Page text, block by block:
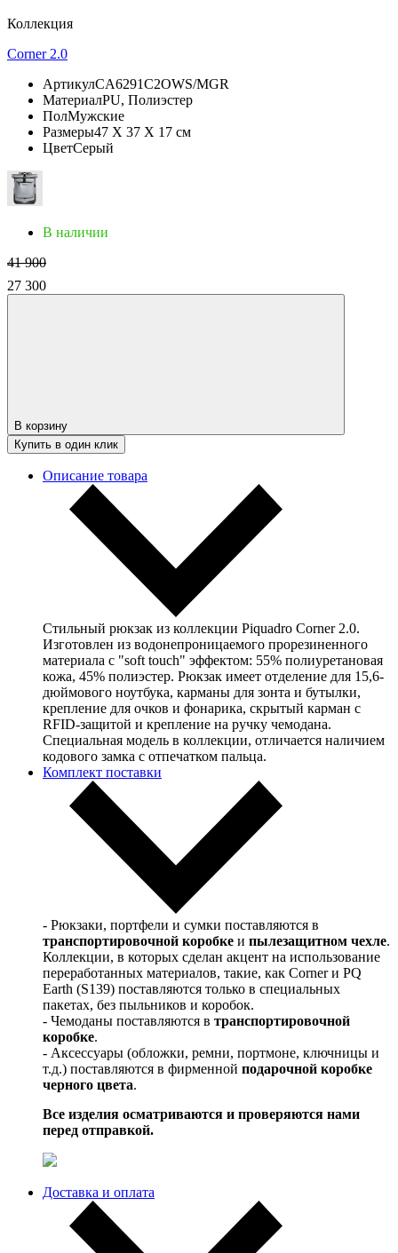
Коллекция
Corner 2.0
АртикулCA6291C2OWS/MGR
МатериалPU, Полиэстер
ПолМужские
Размеры47 X 37 X 17 см
ЦветСерый
В наличии
41 900
27 300
В корзину
Купить в один клик
Описание товара
Стильный рюкзак из коллекции Piquadro Corner 2.0.
Изготовлен из водонепроницаемого прорезиненного
материала с "soft touch" эффектом: 55% полиуретановая
кожа, 45% полиэстер. Рюкзак имеет отделение для 15,6-
дюймового ноутбука, карманы для зонта и бутылки,
крепление для очков и фонарика, скрытый карман с
RFID-защитой и крепление на ручку чемодана.
Специальная модель в коллекции, отличается наличием
кодового замка с отпечатком пальца.
Комплект поставки
- Рюкзаки, портфели и сумки поставляются в
транспортировочной коробке и пылезащитном чехле.
Коллекции, в которых сделан акцент на использование
переработанных материалов, такие, как Corner и PQ
Earth (S139) поставляются только в специальных
пакетах, без пыльников и коробок.
- Чемоданы поставляются в транспортировочной
коробке.
- Аксессуары (обложки, ремни, портмоне, ключницы и
т.д.) поставляются в фирменной подарочной коробке
черного цвета.
Все изделия осматриваются и проверяются нами
перед отправкой.
Доставка и оплата